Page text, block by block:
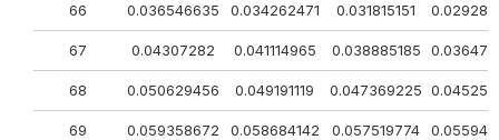
66 0.036546635 0.034262471 0.031815151
67 0.04307282 0.041114965 0.038885185
68 0.050629456 0.049191119 0.047369225
69 0.059358672 0.058684142 0.057519774